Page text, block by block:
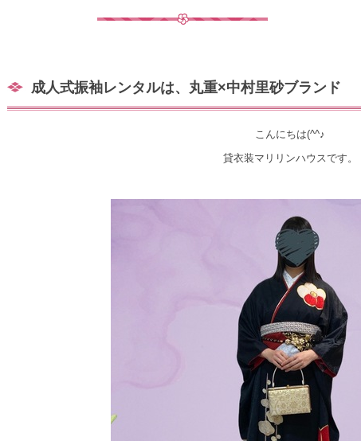
成人式振袖レンタルは、丸重×中村里砂ブランド
こんにちは(^^♪
貸衣装マリリンハウスです。